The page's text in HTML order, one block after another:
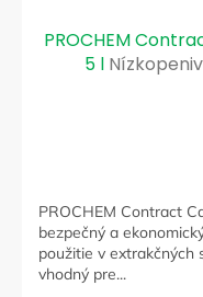
PROCHEM
5 l
PROCHEM Contract
bezpečný a
použitie v extrakčných
vhodný pre...